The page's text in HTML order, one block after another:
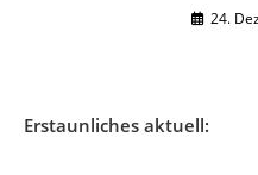
24.
Erstaunliches aktuell: